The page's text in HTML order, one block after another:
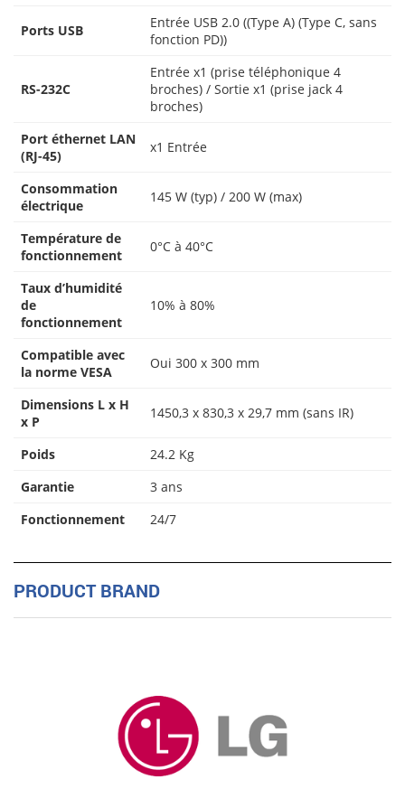
Ports USB
Entrée USB 2.0 ((Type A) (Type C, sans
fonction PD))
RS-232C
Entrée x1 (prise téléphonique 4
broches) / Sortie x1 (prise jack 4
broches)
Port éthernet LAN
(RJ-45)
x1 Entrée
Consommation
électrique
145 W (typ) / 200 W (max)
Température de
fonctionnement
0°C à 40°C
Taux d’humidité
de
fonctionnement
10% à 80%
Compatible avec
la norme VESA
Oui 300 x 300 mm
Dimensions L x H
x P
1450,3 x 830,3 x 29,7 mm (sans IR)
Poids
24.2 Kg
Garantie
3 ans
Fonctionnement
24/7
PRODUCT BRAND